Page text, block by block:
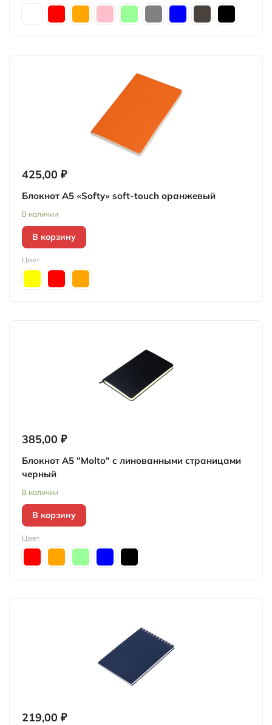
425,00 ₽
Блокнот А5 «Softy» soft-touch оранжевый
В наличии
В корзину
Цвет
385,00 ₽
Блокнот A5 "Molto" c линованными страницами
черный
В наличии
В корзину
Цвет
219,00 ₽